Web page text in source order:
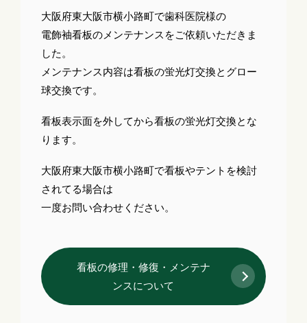
大阪府東大阪市横小路町で歯科医院様の
電飾袖看板のメンテナンスをご依頼いただきま
した。
メンテナンス内容は看板の蛍光灯交換とグロー
球交換です。
看板表示面を外してから看板の蛍光灯交換とな
ります。
大阪府東大阪市横小路町で看板やテントを検討
されてる場合は
一度お問い合わせください。
看板の修理・修復・メンテナ
ンスについて